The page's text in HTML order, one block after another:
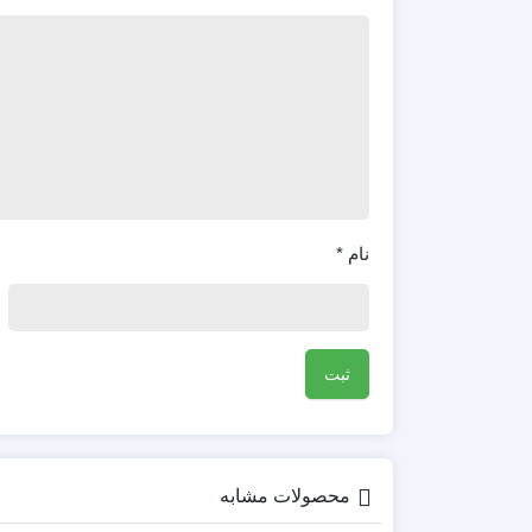
نام *
محصولات مشابه